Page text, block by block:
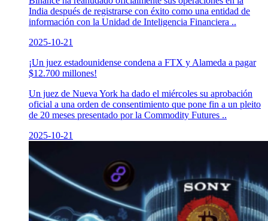
India después de registrarse con éxito como una entidad de
información con la Unidad de Inteligencia Financiera ..
2025-10-21
¡Un juez estadounidense condena a FTX y Alameda a pagar
$12.700 millones!
Un juez de Nueva York ha dado el miércoles su aprobación
oficial a una orden de consentimiento que pone fin a un pleito
de 20 meses presentado por la Commodity Futures ..
2025-10-21